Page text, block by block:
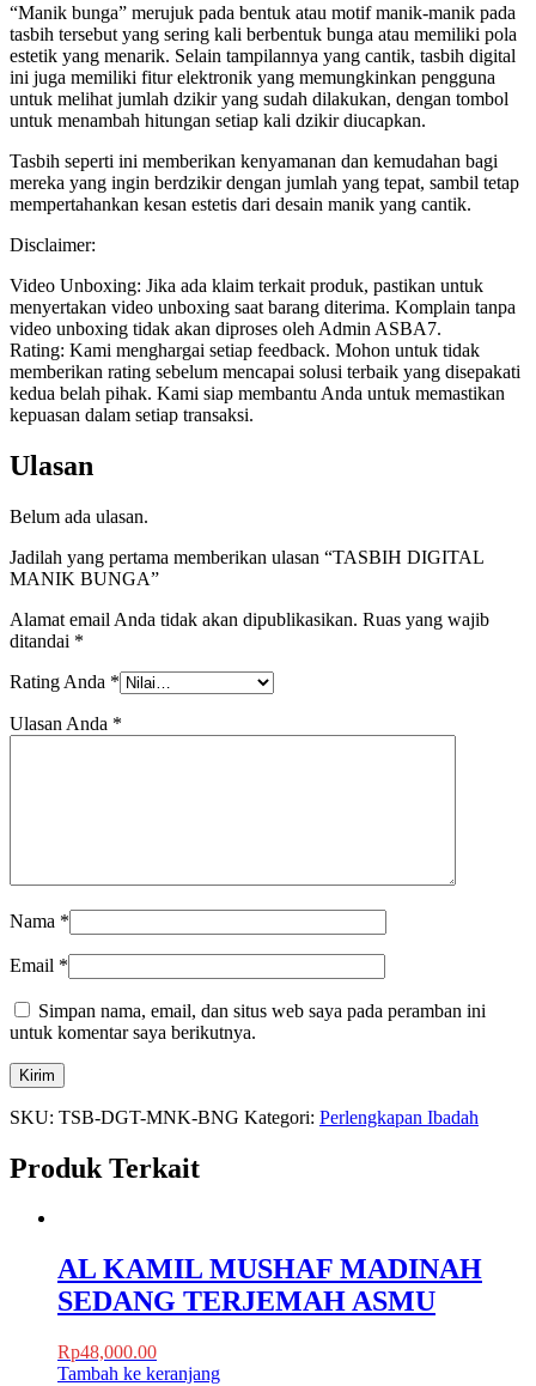
“Manik bunga” merujuk pada bentuk atau motif manik-manik pada
tasbih tersebut yang sering kali berbentuk bunga atau memiliki pola
estetik yang menarik. Selain tampilannya yang cantik, tasbih digital
ini juga memiliki fitur elektronik yang memungkinkan pengguna
untuk melihat jumlah dzikir yang sudah dilakukan, dengan tombol
untuk menambah hitungan setiap kali dzikir diucapkan.
Tasbih seperti ini memberikan kenyamanan dan kemudahan bagi
mereka yang ingin berdzikir dengan jumlah yang tepat, sambil tetap
mempertahankan kesan estetis dari desain manik yang cantik.
Disclaimer:
Video Unboxing: Jika ada klaim terkait produk, pastikan untuk
menyertakan video unboxing saat barang diterima. Komplain tanpa
video unboxing tidak akan diproses oleh Admin ASBA7.
Rating: Kami menghargai setiap feedback. Mohon untuk tidak
memberikan rating sebelum mencapai solusi terbaik yang disepakati
kedua belah pihak. Kami siap membantu Anda untuk memastikan
kepuasan dalam setiap transaksi.
Ulasan
Belum ada ulasan.
Jadilah yang pertama memberikan ulasan “TASBIH DIGITAL
MANIK BUNGA”
Alamat email Anda tidak akan dipublikasikan. Ruas yang wajib
ditandai *
Rating Anda *
Ulasan Anda *
Nama *
Email *
Simpan nama, email, dan situs web saya pada peramban ini
untuk komentar saya berikutnya.
SKU: TSB-DGT-MNK-BNG Kategori: Perlengkapan Ibadah
Produk Terkait
AL KAMIL MUSHAF MADINAH
SEDANG TERJEMAH ASMU
Rp48,000.00
Tambah ke keranjang